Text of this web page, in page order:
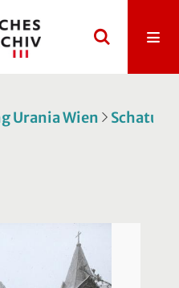
Urania Wien Schatulle